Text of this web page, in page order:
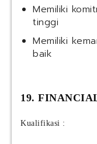
Memiliki
tinggi
Memiliki
baik
19.
Kualifikasi :